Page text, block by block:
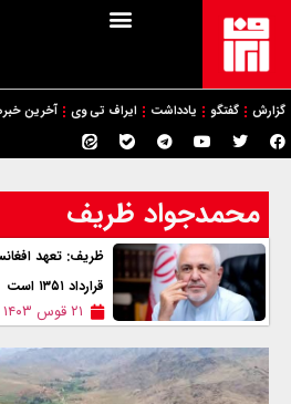
گزارش گفتگو یادداشت ایراف تی وی آخرین
محمدجواد ظریف
ظریف: تعهد
قرارداد ۱۳۵۱ است
۲۱ قوس ۱۴۰۳